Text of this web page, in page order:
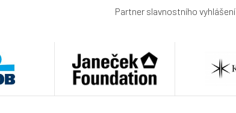
Partner slavnostního vyhlášení